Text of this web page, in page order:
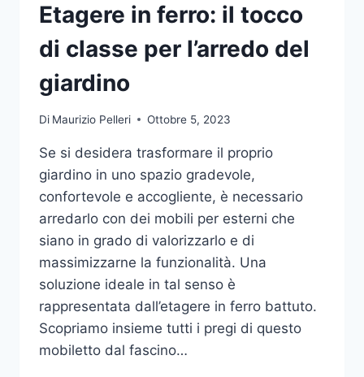
Etagere in ferro: il tocco
di classe per l’arredo del
giardino
Di Maurizio Pelleri Ottobre 5, 2023
Se si desidera trasformare il proprio
giardino in uno spazio gradevole,
confortevole e accogliente, è necessario
arredarlo con dei mobili per esterni che
siano in grado di valorizzarlo e di
massimizzarne la funzionalità. Una
soluzione ideale in tal senso è
rappresentata dall’etagere in ferro battuto.
Scopriamo insieme tutti i pregi di questo
mobiletto dal fascino…